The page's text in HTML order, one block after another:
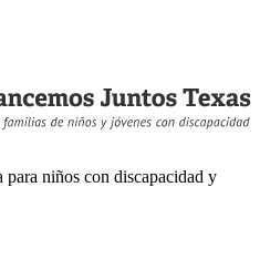
para niños con discapacidad y